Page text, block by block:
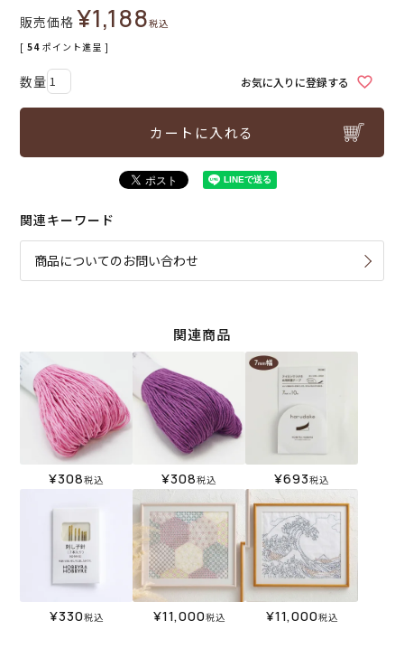
販売価格 ¥1,188税込
[ 54 ポイント進呈 ]
お気に入りに登録する
カートに入れる
関連キーワード
商品についてのお問い合わせ
関連商品
¥308税込 ¥308税込 ¥693税込
¥330税込 ¥11,000税込 ¥11,000税込